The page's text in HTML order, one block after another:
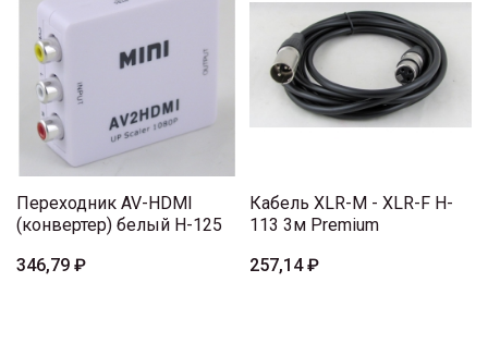
Переходник AV-HDMI
(конвертер) белый H-125
346,79 ₽
Кабель XLR-M - XLR-F H-
113 3м Premium
257,14 ₽